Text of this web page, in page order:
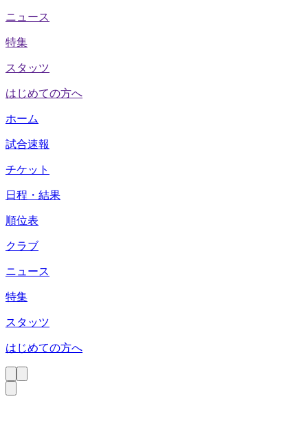
ニュース
特集
スタッツ
はじめての方へ
ホーム
試合速報
チケット
日程・結果
順位表
クラブ
ニュース
特集
スタッツ
はじめての方へ